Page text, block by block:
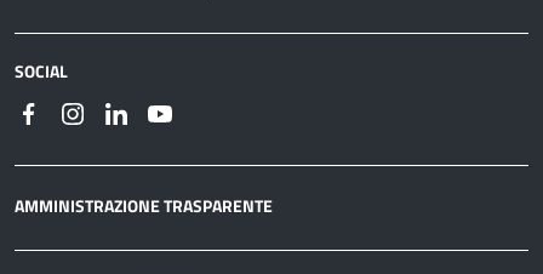
SOCIAL
AMMINISTRAZIONE TRASPARENTE